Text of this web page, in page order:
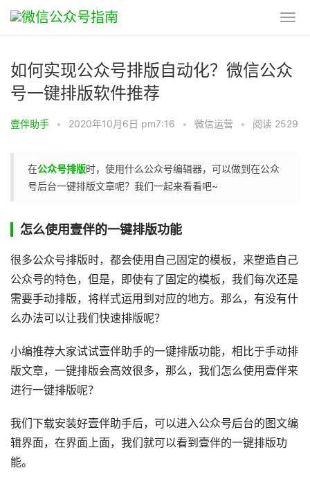
如何实现公众号排版自动化？微信公众
号一键排版软件推荐
壹伴助手 • 2020年10月6日 pm7:16 • 微信运营 • 阅读 2529
在公众号排版时，使用什么公众号编辑器，可以做到在公众
号后台一键排版文章呢？我们一起来看看吧~
怎么使用壹伴的一键排版功能
很多公众号排版时，都会使用自己固定的模板，来塑造自己
公众号的特色，但是，即使有了固定的模板，我们每次还是
需要手动排版，将样式运用到对应的地方。那么，有没有什
么办法可以让我们快速排版呢？
小编推荐大家试试壹伴助手的一键排版功能，相比于手动排
版文章，一键排版会高效很多，那么，我们怎么使用壹伴来
进行一键排版呢？
我们下载安装好壹伴助手后，可以进入公众号后台的图文编
辑界面，在界面上面，我们就可以看到壹伴的一键排版功
能。